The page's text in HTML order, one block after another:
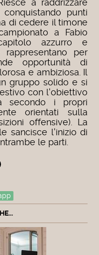
a raddrizzare
punti
di cedere il timone
a Fabio
azzurro e
per
opportunità di
e ambiziosa. Il
gruppo solido e si
con l'obiettivo
secondo i propri
orientati sulla
offensive). La
sancisce l'inizio di
le parti.